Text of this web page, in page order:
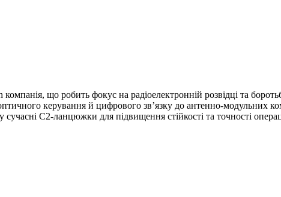
що робить фокус на радіоелектронній розвідці та
керування й цифрового зв’язку до антенно-модульних
C2-ланцюжки для підвищення стійкості та точності